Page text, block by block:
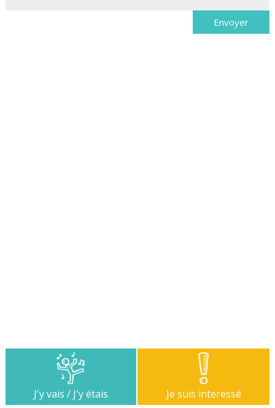
J'y vais / J'y étais Je suis interessé